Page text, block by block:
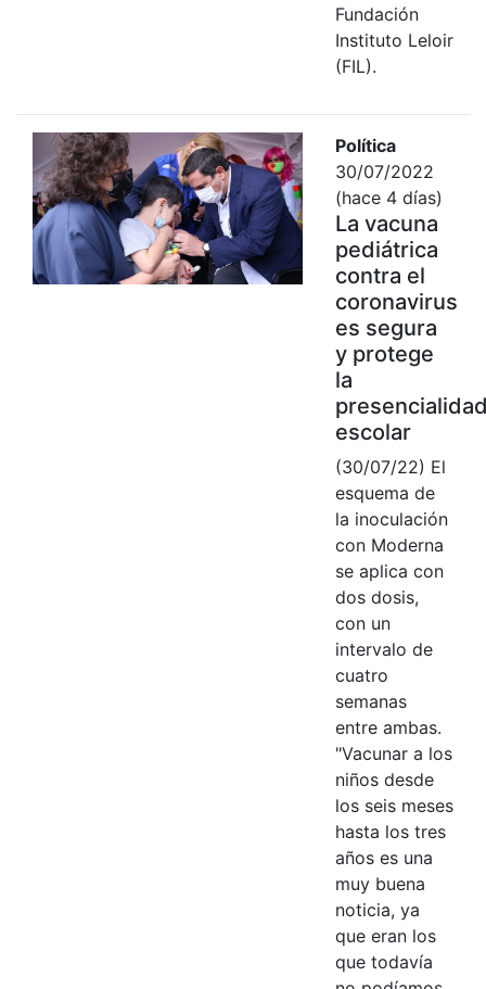
Fundación
Instituto Leloir
(FIL).
Política
30/07/2022
(hace 4 días)
La vacuna
pediátrica
contra el
coronavirus
es segura
y protege
la
escolar
(30/07/22) El
esquema de
la inoculación
con Moderna
se aplica con
dos dosis,
con un
intervalo de
cuatro
semanas
entre ambas.
"Vacunar a los
niños desde
los seis meses
hasta los tres
años es una
muy buena
noticia, ya
que eran los
que todavía